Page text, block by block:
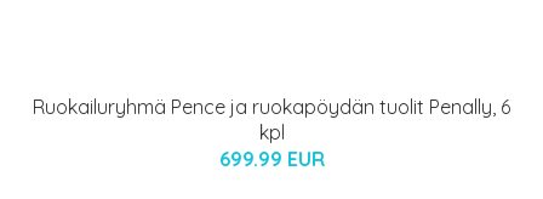
Ruokailuryhmä Pence ja ruokapöydän tuolit Penally, 6
kpl
699.99 EUR